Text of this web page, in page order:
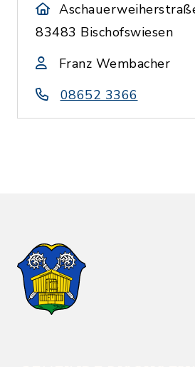
83483 Bischofswiesen
Franz Wembacher
08652 3366